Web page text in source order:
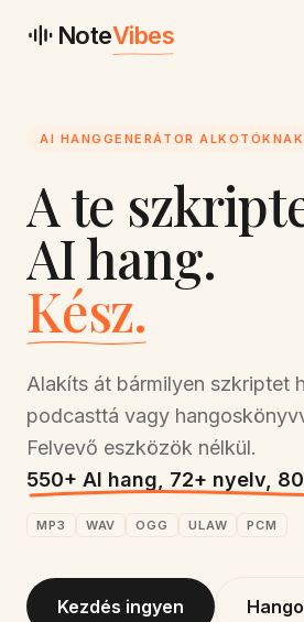
NoteVibes
AI HANGGENERÁTOR ALKOTÓKNAK
A te
AI hang.
Kész.
Alakíts át bármilyen szkriptet
podcasttá vagy
Felvevő eszközök nélkül.
550+ AI hang, 72+ nyelv,
MP3 WAV OGG ULAW PCM
Kezdés ingyen